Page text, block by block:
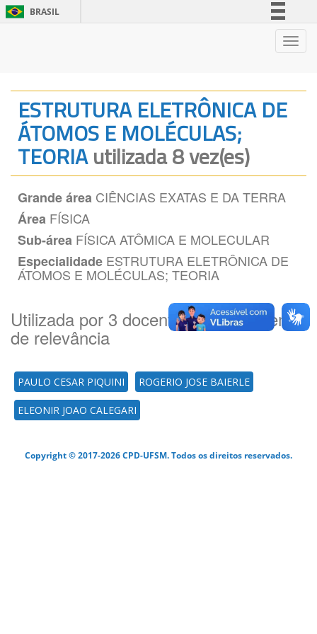
BRASIL
Acesso à informação
Legislação
Canais
ESTRUTURA ELETRÔNICA DE
ÁTOMOS E MOLÉCULAS;
TEORIAutilizada 8 vez(es)
Grande área CIÊNCIAS EXATAS E DA TERRA
Área FÍSICA
Sub-área FÍSICA ATÔMICA E MOLECULAR
Especialidade ESTRUTURA ELETRÔNICA DE
ÁTOMOS E MOLÉCULAS; TEORIA
Utilizada por 3 docente(es) por ordem
de relevância
PAULO CESAR PIQUINI ROGERIO JOSE BAIERLE
ELEONIR JOAO CALEGARI
Copyright © 2017-2026 CPD-UFSM. Todos os direitos reservados.